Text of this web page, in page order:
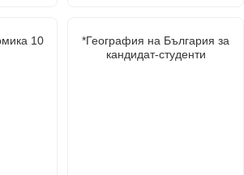
10
*География на България за
кандидат-студенти